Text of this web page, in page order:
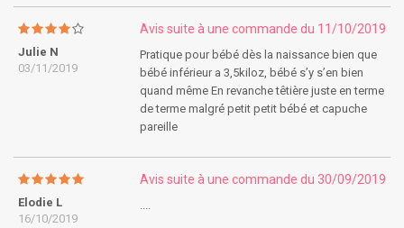
Julie N
03/11/2019
Avis suite à une commande du 11/10/2019
Pratique pour bébé dès la naissance bien que
bébé inférieur a 3,5kiloz, bébé s’y s’en bien
quand même En revanche têtière juste en terme
de terme malgré petit petit bébé et capuche
pareille
Elodie L
16/10/2019
Avis suite à une commande du 30/09/2019
....